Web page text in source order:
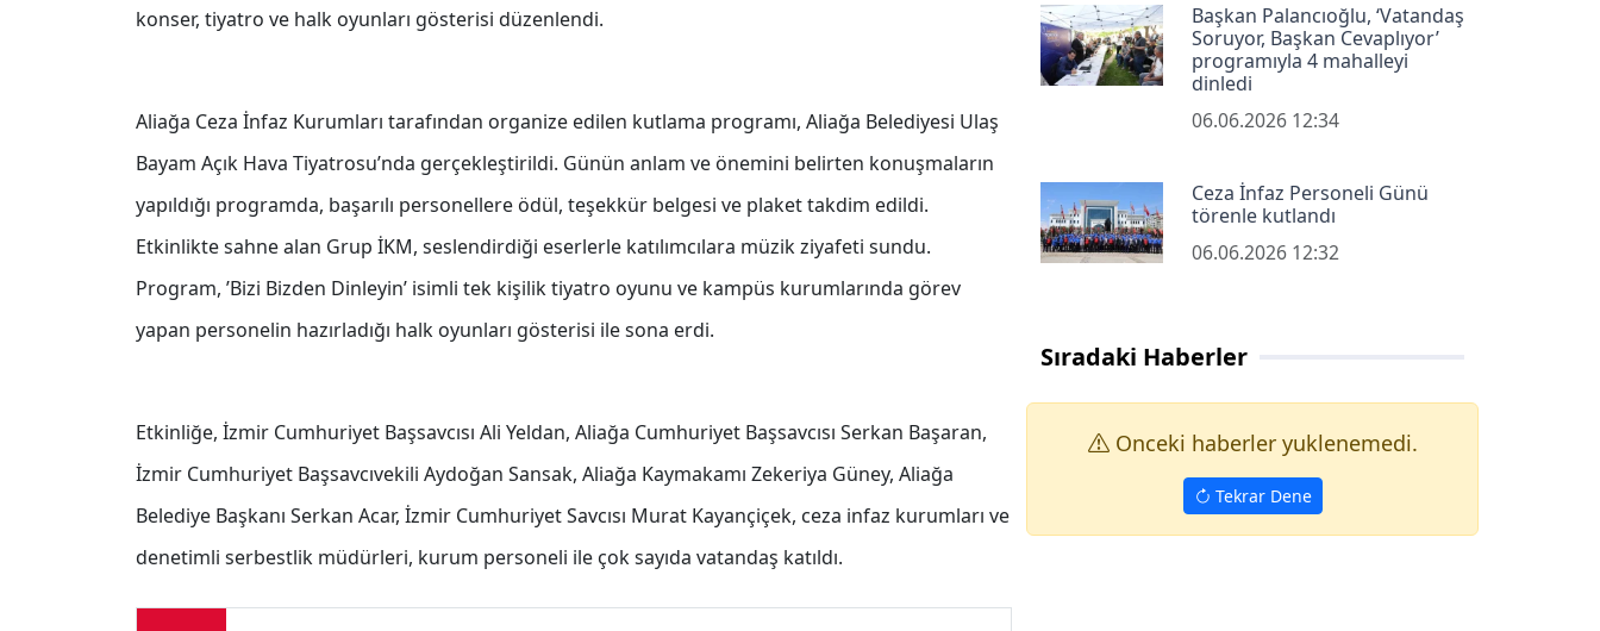
konser, tiyatro ve halk oyunları gösterisi düzenlendi.
Aliağa Ceza İnfaz Kurumları tarafından organize edilen kutlama programı, Aliağa Belediyesi Ulaş
Bayam Açık Hava Tiyatrosu’nda gerçekleştirildi. Günün anlam ve önemini belirten konuşmaların
yapıldığı programda, başarılı personellere ödül, teşekkür belgesi ve plaket takdim edildi.
Etkinlikte sahne alan Grup İKM, seslendirdiği eserlerle katılımcılara müzik ziyafeti sundu.
Program, ’Bizi Bizden Dinleyin’ isimli tek kişilik tiyatro oyunu ve kampüs kurumlarında görev
yapan personelin hazırladığı halk oyunları gösterisi ile sona erdi.
Etkinliğe, İzmir Cumhuriyet Başsavcısı Ali Yeldan, Aliağa Cumhuriyet Başsavcısı Serkan Başaran,
İzmir Cumhuriyet Başsavcıvekili Aydoğan Sansak, Aliağa Kaymakamı Zekeriya Güney, Aliağa
Belediye Başkanı Serkan Acar, İzmir Cumhuriyet Savcısı Murat Kayançiçek, ceza infaz kurumları ve
denetimli serbestlik müdürleri, kurum personeli ile çok sayıda vatandaş katıldı.
Başkan Palancıoğlu, ‘Vatandaş
Soruyor, Başkan Cevaplıyor’
programıyla 4 mahalleyi
dinledi
06.06.2026 12:34
Ceza İnfaz Personeli Günü
törenle kutlandı
06.06.2026 12:32
Sıradaki Haberler
Onceki haberler yuklenemedi.
Tekrar Dene